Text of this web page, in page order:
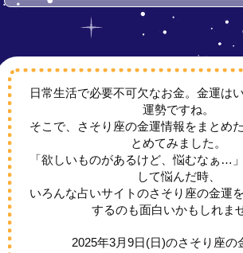
日常生活で必要不可欠なお金。金運は
運勢ですね。
そこで、さそり座の金運情報をまとめ
とめてみました。
「欲しいものがあるけど、悩むなぁ…
して悩んだ時、
いろんな占いサイトのさそり座の金運
するのも面白いかもしれま
2025年3月9日(日)のさそり座